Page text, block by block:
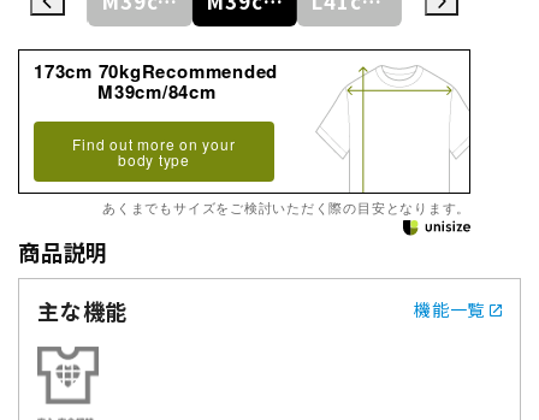
173cm 70kgRecommended
M39cm/84cm
Find out more on your
body type
あくまでもサイズをご検討いただく際の目安となります。
商品説明
主な機能
機能一覧